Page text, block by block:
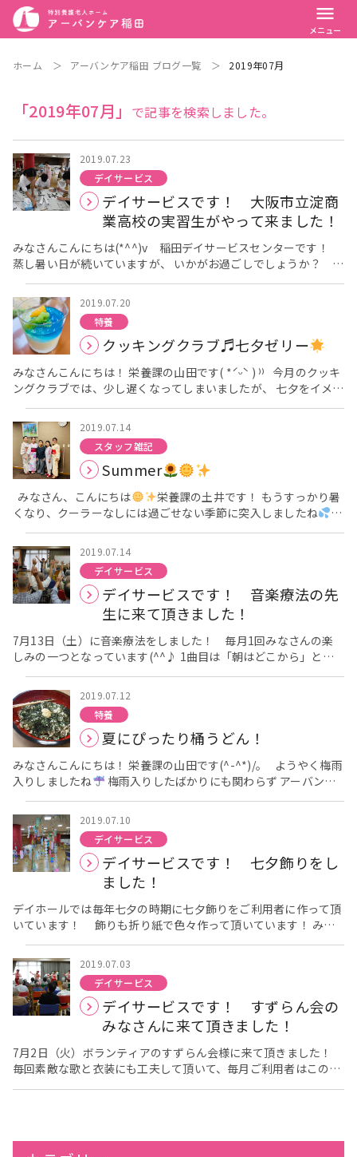
menu
メニュー
ホーム ＞ アーバンケア稲田 ブログ一覧 ＞ 2019年07月
「2019年07月」 で記事を検索しました。
2019.07.23
デイサービス
デイサービスです！ 大阪市立淀商
業高校の実習生がやって来ました！
みなさんこんにちは(*^^)v 稲田デイサービスセンターです！
蒸し暑い日が続いていますが、 いかがお過ごしでしょうか？ こ
の時期になると、毎年実習生の実習受け入れ期間です。 7月16日
～7月22日の5日間 大阪市立淀商業高校1年生の実習生が来てく
れました！ 上の写真はご利用者と習字をしている様子です。 今
回の実習生は男性1名、女性2名です！ デイサービスでは午後か
らゲームだけでなく、習字の時間も設けています。 実習生も一緒
に習字してもらいました！ 習字は久しぶりとの事でしたが、み
んなうまく書けていました！ 上の写真はテーブルごとでトランプ
遊びをしてもらい、負けたチームのリーダーが罰ゲーム で順番に
手を重ね叩いている写真です！みんな手を叩かれないように真剣
です！ 上の写真は何の場面でしょう？ 何と！！ 今回の実習生
の1人は学校が休みの日は 落語の修行中との事！ みなさんの前
で即興で落語を披露してくれました！！ みなさん大爆笑ヾ
(≧▽≦)ﾉ 今回の実習で学んだ事を次の実習に活かせるように
今後の実習も頑張って欲しいです！！ みんなこれからも頑張って
下さいね(^^♪
2019.07.20
特養
クッキングクラブ♬七夕ゼリー
みなさんこんにちは！ 栄養課の山田です( *ˊᵕˋ ) ⁾⁾ 今月のクッキ
ングクラブでは、少し遅くなってしまいましたが、 七夕をイメー
ジした七夕ゼリーを作りました
。 七夕ゼリーとは、下はヨー
グルトのゼリー、上は青のサイダーのゼリーをトッピングし、 更
にフルーツも飾り付けた、夏にぴったりな見た目も涼しい１品で
す
今回ももちろん、利用者様に手伝っていただきました！ キ
ウイ
の皮むきや桃
のカット、 クラッシュしたゼリーの盛り
付けや、 フルーツの盛り付けをしていただき、 とてもフォトジ
ェニックでかわいい、 七夕ゼリーが見事完成です
「見た目も
涼しそうで、綺麗ね」 「おいしいね」 との言葉をいただきまし
た(*´ᴗ`*)♪ 少し量が多かったかなと心配していたのですが、 心
配ご無用、ほとんどの方が綺麗に残さず完食されていました
私達も味見もしましたが、 ほのかに炭酸が残る爽やかなゼリー
でおいしく、家でも作りたい！となりました。 以下のレシピを参
考として作りました。皆様ももしよろしければいかがでしょうか
？ ＊炭酸クラッシュゼリー（上の層） ＊ヨーグルトゼリー
うな企画を考えていきます！ アーバンケア稲田 山田
2019.07.14
スタッフ雑記
Summer
みなさん、こんにちは
栄養課の土井です！ もうすっかり暑
くなり、クーラーなしには過ごせない季節に突入しましたね
昨日はあいにくの雨
でしたが、施設内はとても華やかで夏を感
じました♬ というのも、昨日は同法人アーバンチャイルドこども
園の「夏の夕べ」の日でした
ＥＰＡ職員が、浴衣を来て参加しました
ていただき、ヘアメイクもお化粧もばっちりです
かわいい
っ
この浴衣は、法人からのプレゼントです
ても色が似あっていてステキですよね
利用者様の所にもお
披露目に行き、皆様とても喜ばれていました☆ 後ろ姿もとても
綺麗です
華やかな姿を、職員みんなで送り出しました★
「ちらし寿司」 そして、昨日は昼食がちらし寿司の日でした
デイサービスでは、桶に酢飯と具を別々に盛り、お好きな具
をトッピングして回りました
付けします★ 綺麗に盛り付けることができました
完成されたちらし寿司が出てきますが、目の前で完成させるのも
また雰囲気が違って良いですね
続きますので 暑さも吹っ飛ぶ様な、夏の食事レクをどんどん企画
していきます
ブログ担当:栄養課 土井
2019.07.14
デイサービス
デイサービスです！ 音楽療法の先
生に来て頂きました！
7月13日（土）に音楽療法をしました！ 毎月1回みなさんの楽
しみの一つとなっています(^^♪ 1曲目は「朝はどこから」とい
う曲です。音楽療法では歌を歌って頂くだけでなく、まずみなさ
んで 声に出して歌詞を読んでいきます。 富士山の曲です。実際
に富士山の写真を見て頂き、イメージを膨らませます！ 先生の質
問で山と言えば～山をみなさん連想しますか？の質問に「生駒
山！」という 答えも出てきました
7月といえば七夕です！デイ
サービスでも七夕飾りをしました！みなさんで たなばたさまの
歌も 歌いました。 うみの曲ではみなさんに泳ぐ動きもして頂き
ました スイ スイ スイ～ 「東京音頭」では職員も太鼓を叩い
て盛り上げていました！ そして 着物を着た職員も登場！
音楽療法では皆さんには歌を歌うだけでなく、
実際に体を動かし、目で見て楽しんで頂いたり して楽しんで頂い
2019.07.12
特養
夏にぴったり桶うどん！
みなさんこんにちは！ 栄養課の山田です(^-^*)/。 ようやく梅雨
入りしましたね
梅雨入りしたばかりにも関わらず アーバンケ
ア稲田の隣にある稲田公園ではクマゼミが大合唱しています
。
蝉の声を聴くと、夏が来たなという感じがします
うどん！ 特養では、熱い夏にぴったりな桶うどんを行いました。
関西人はそばよりもうどん派の人が多いと聞きます。 出汁の色
も、関東と関西では全然違いますよね
関西人は出汁が効い
た、黄色いうどん出汁を想像しますが、 関東人は黒く味が濃いう
どん出汁を思い浮かべます。 カップ麺のうどんも、地域によって
出汁の味が違うそうです
。 そんなうどん、日々の献立の中で
も登場するメニューですが、 いつものように1人前がどんぶりに
入っているのではなく、 桶に盛られたうどんを目の前で盛り付け
て食べて頂きました。 いつもと少し違うだけでも、不思議と美
味しく感じますよね
！ みなさん、今回もたくさんおかわりを
され、 おかわり分が完売するフロアもありました
では、これからも皆様に喜んでいただけるような企画を考えてい
きます！ 来月は桶そうめんを予定しています。お楽しみに
ーバンケア稲田 山田
2019.07.10
デイサービス
デイサービスです！ 七夕飾りをし
ました！
デイホールでは毎年七夕の時期に七夕飾りをご利用者に作って頂
いています！ 飾りも折り紙で色々作って頂いています！ みな
さん短冊の飾りつけも真剣そのもの！ 願いが叶いますように
(*^^)v みなさんどんな願い事を書かれたのでしょうか？ 玄関
ではペッパーがお出迎え
玄関にも七夕飾りをしています！
話は変わりますがここで雑学を一つ 7月7日はカルピスの日でも
あります。この日 日本初の乳酸菌飲料「カルピス」が販売されま
した。カルピスは発売当初から同じ製法で、 カルピス菌をつぎ足
しながら作られています。 デイサービスでは午後から喫茶の時間
を設けています！写真後方が喫茶コーナーとなっています！ もち
ろんカルピスもご用意しております(*^^)v 皆さん短冊の願い事は
2019.07.03
デイサービス
デイサービスです！ すずらん会の
みなさんに来て頂きました！
7月2日（火）ボランティアのすずらん会様に来て頂きました！
毎回素敵な歌と衣装にも工夫して頂いて、毎月ご利用者はこの時